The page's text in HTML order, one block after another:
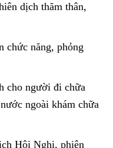
dịch thăm thân,
chức năng, phỏng
cho người đi chữa
ngoài khám chữa
Hội Nghị, phiên